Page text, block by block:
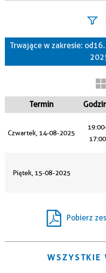
Szukana fraza
Trwające w zakresie: od
Termin
Czwartek, 14-08-2025
17:00
Piątek, 15-08-2025
Pobierz
WSZYSTKIE